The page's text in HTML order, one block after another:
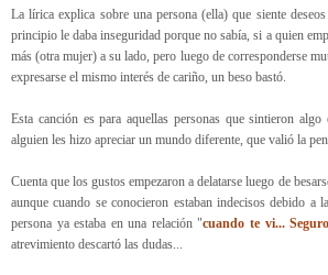
La lírica explica sobre una persona (ella) que siente
principio le daba inseguridad porque no sabía, si a quien
más (otra mujer) a su lado, pero luego de corresponderse
expresarse el mismo interés de cariño, un beso bastó.
Esta canción es para aquellas personas que sintieron
alguien les hizo apreciar un mundo diferente, que valió la
Cuenta que los gustos empezaron a delatarse luego de
aunque cuando se conocieron estaban indecisos debido a
persona ya estaba en una relación "cuando te vi...
atrevimiento descartó las dudas...